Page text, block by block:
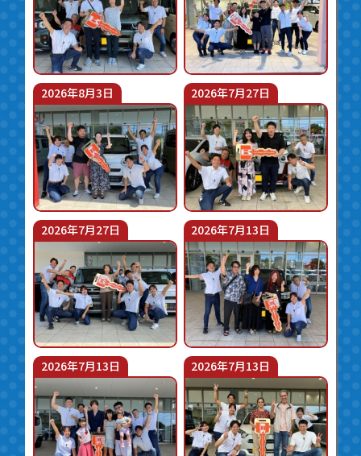
2026年8月3日 2026年7月27日
2026年7月27日 2026年7月13日
2026年7月13日 2026年7月13日